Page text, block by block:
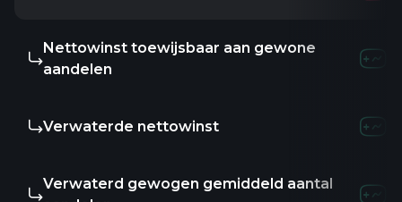
Nettowinst toewijsbaar aan gewone
aandelen
Verwaterde nettowinst
Verwaterd gewogen gemiddeld aantal